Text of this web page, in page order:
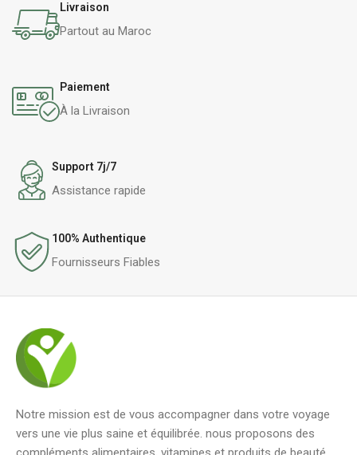
Livraison
Partout au Maroc
Paiement
À la Livraison
Support 7j/7
Assistance rapide
100% Authentique
Fournisseurs Fiables
Notre mission est de vous accompagner dans votre voyage
vers une vie plus saine et équilibrée. nous proposons des